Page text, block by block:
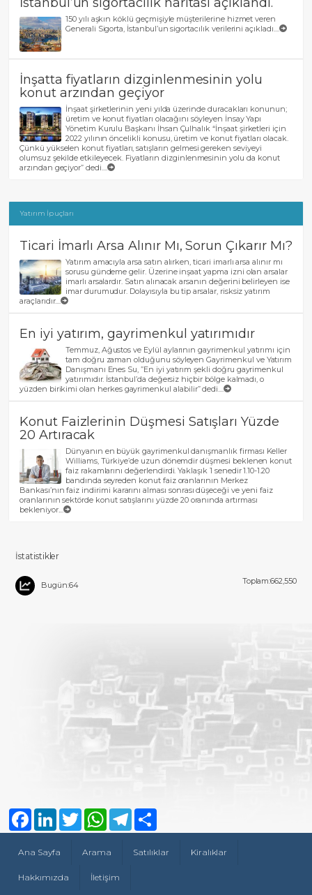
150 yılı aşkın köklü geçmişiyle müşterilerine hizmet veren
Generali Sigorta, İstanbul’un sigortacılık verilerini açıkladı....
İnşatta fiyatların dizginlenmesinin yolu
konut arzından geçiyor
İnşaat şirketlerinin yeni yılda üzerinde duracakları konunun;
üretim ve konut fiyatları olacağını söyleyen İnsay Yapı
Yönetim Kurulu Başkanı İhsan Çulhalık “İnşaat şirketleri için
2022 yılının öncelikli konusu, üretim ve konut fiyatları olacak.
Çünkü yükselen konut fiyatları, satışların gelmesi gereken seviyeyi
olumsuz şekilde etkileyecek. Fiyatların dizginlenmesinin yolu da konut
arzından geçiyor” dedi....
Yatırım İp uçları
Ticari İmarlı Arsa Alınır Mı, Sorun Çıkarır Mı?
Yatırım amacıyla arsa satın alırken, ticari imarlı arsa alınır mı
sorusu gündeme gelir. Üzerine inşaat yapma izni olan arsalar
imarlı arsalardır. Satın alınacak arsanın değerini belirleyen ise
imar durumudur. Dolayısıyla bu tip arsalar, risksiz yatırım
araçlarıdır....
En iyi yatırım, gayrimenkul yatırımıdır
Temmuz, Ağustos ve Eylül aylarının gayrimenkul yatırımı için
tam doğru zaman olduğunu söyleyen Gayrimenkul ve Yatırım
Danışmanı Enes Su, ”En iyi yatırım şekli doğru gayrimenkul
yatırımıdır. İstanbul’da değersiz hiçbir bölge kalmadı, o
yüzden birikimi olan herkes gayrimenkul alabilir” dedi....
Konut Faizlerinin Düşmesi Satışları Yüzde
20 Artıracak
Dünyanın en büyük gayrimenkul danışmanlık firması Keller
Williams, Türkiye’de uzun dönemdir düşmesi beklenen konut
faiz rakamlarını değerlendirdi. Yaklaşık 1 senedir 1.10-1.20
bandında seyreden konut faiz oranlarının Merkez
Bankası’nın faiz indirimi kararını alması sonrası düşeceği ve yeni faiz
oranlarının sektörde konut satışlarını yüzde 20 oranında artırması
bekleniyor....
İstatistikler
Bugün:64 Toplam:662,550
Ana Sayfa Arama Satılıklar Kiralıklar
Hakkımızda İletişim
FacebookLinkedInTwitter WhatsAppTelegram